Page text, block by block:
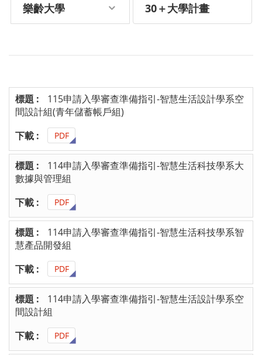
樂齡大學 30＋大學計畫
115申請入學審查準備指引-智慧生活設計學系空
間設計組(青年儲蓄帳戶組)
PDF
114申請入學審查準備指引-智慧生活科技學系大
數據與管理組
PDF
114申請入學審查準備指引-智慧生活科技學系智
慧產品開發組
PDF
114申請入學審查準備指引-智慧生活設計學系空
間設計組
PDF